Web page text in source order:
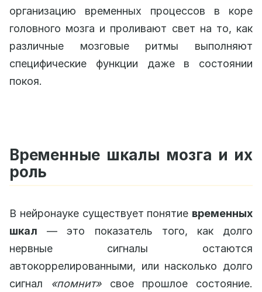
организацию временных процессов в коре
головного мозга и проливают свет на то, как
различные мозговые ритмы выполняют
специфические функции даже в состоянии
покоя.
Временные шкалы мозга и их
роль
В нейронауке существует понятие временных
шкал — это показатель того, как долго
нервные сигналы остаются
автокоррелированными, или насколько долго
сигнал «помнит»свое прошлое состояние.